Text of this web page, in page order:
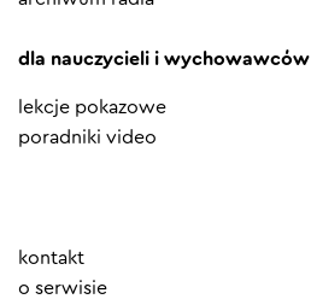
dla nauczycieli i wychowawców
lekcje pokazowe
poradniki video
Element
menu
kontakt
o serwisie